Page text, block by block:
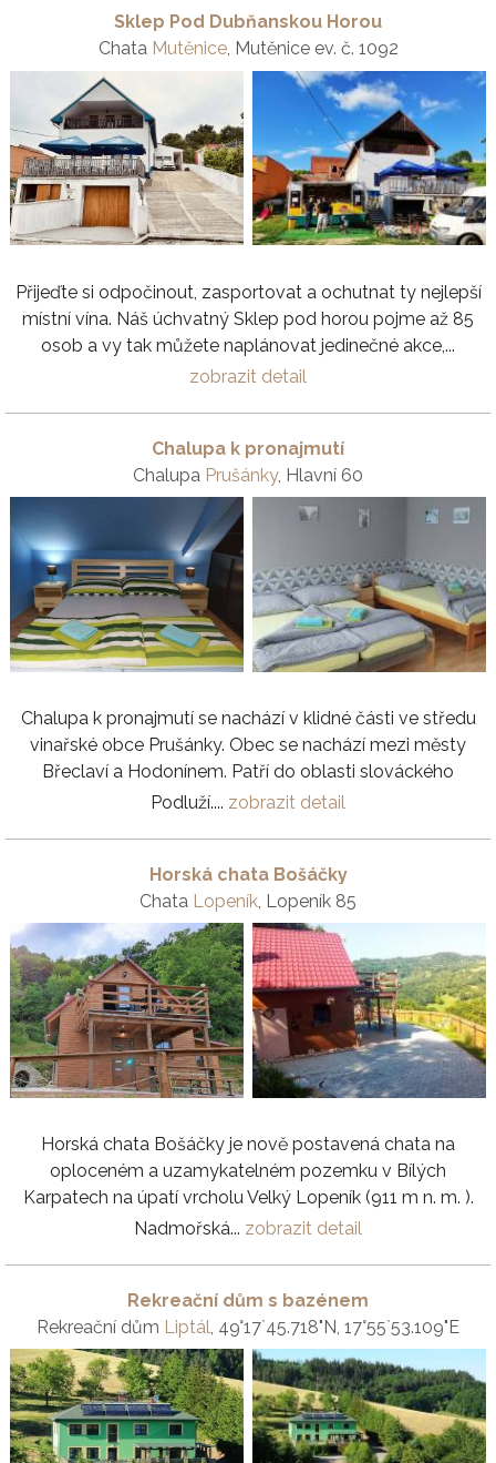
Sklep Pod Dubňanskou Horou
Chata Mutěnice, Mutěnice ev. č. 1092
Přijeďte si odpočinout, zasportovat a ochutnat ty nejlepší
místní vína. Náš úchvatný Sklep pod horou pojme až 85
osob a vy tak můžete naplánovat jedinečné akce,...
zobrazit detail
Chalupa k pronajmutí
Chalupa Prušánky, Hlavní 60
Chalupa k pronajmutí se nachází v klidné části ve středu
vinařské obce Prušánky. Obec se nachází mezi městy
Břeclaví a Hodonínem. Patří do oblasti slováckého
Podluží.... zobrazit detail
Horská chata Bošáčky
Chata Lopeník , Lopeník 85
Horská chata Bošáčky je nově postavená chata na
oploceném a uzamykatelném pozemku v Bílých
Karpatech na úpatí vrcholu Velký Lopeník (911 m n. m. ).
Nadmořská... zobrazit detail
Rekreační dům s bazénem
Rekreační dům Liptál, 49°17`45.718"N, 17°55`53.109"E